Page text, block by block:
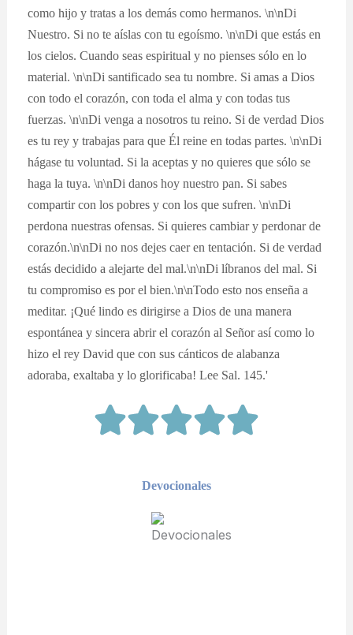
como hijo y tratas a los demás como hermanos. \n\nDi
Nuestro. Si no te aíslas con tu egoísmo. \n\nDi que estás en
los cielos. Cuando seas espiritual y no pienses sólo en lo
material. \n\nDi santificado sea tu nombre. Si amas a Dios
con todo el corazón, con toda el alma y con todas tus
fuerzas. \n\nDi venga a nosotros tu reino. Si de verdad Dios
es tu rey y trabajas para que Él reine en todas partes. \n\nDi
hágase tu voluntad. Si la aceptas y no quieres que sólo se
haga la tuya. \n\nDi danos hoy nuestro pan. Si sabes
compartir con los pobres y con los que sufren. \n\nDi
perdona nuestras ofensas. Si quieres cambiar y perdonar de
corazón.\n\nDi no nos dejes caer en tentación. Si de verdad
estás decidido a alejarte del mal.\n\nDi líbranos del mal. Si
tu compromiso es por el bien.\n\nTodo esto nos enseña a
meditar. ¡Qué lindo es dirigirse a Dios de una manera
espontánea y sincera abrir el corazón al Señor así como lo
hizo el rey David que con sus cánticos de alabanza
adoraba, exaltaba y lo glorificaba! Lee Sal. 145.'
Devocionales